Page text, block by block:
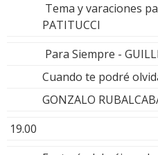
Tema y varaciones
PATITUCCI
Para Siempre -
Cuando te podré
GONZALO
19.00